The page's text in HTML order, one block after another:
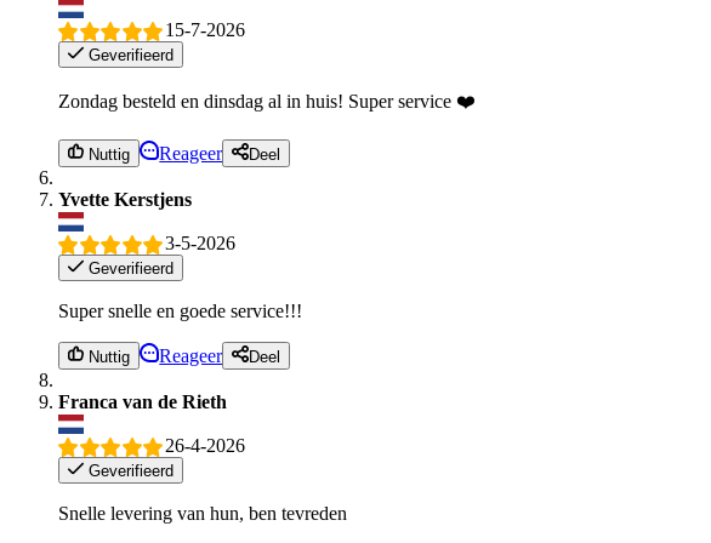
15-7-2026
Geverifieerd
Zondag besteld en dinsdag al in huis! Super service ❤️
Nuttig Reageer Deel
Yvette Kerstjens
3-5-2026
Geverifieerd
Super snelle en goede service!!!
Nuttig Reageer Deel
Franca van de Rieth
26-4-2026
Geverifieerd
Snelle levering van hun, ben tevreden